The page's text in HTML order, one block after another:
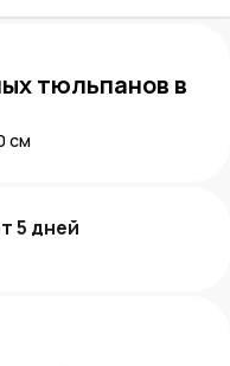
тюльпанов в
см
5 дней